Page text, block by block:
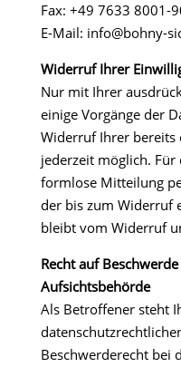
Fax: +49 7633 8001-
E-Mail: info@bohny-
Widerruf Ihrer
Nur mit Ihrer
einige Vorgänge der
Widerruf Ihrer
jederzeit möglich.
formlose Mitteilung
der bis zum Widerruf
bleibt vom Widerruf
Recht auf
Aufsichtsbehörde
Als Betroffener steht
Beschwerderecht bei